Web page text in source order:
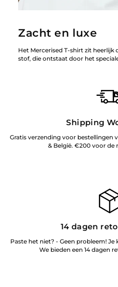
Zacht en luxe
Het Mercerised T-shirt zit heerlijk
stof, die ontstaat door het
Shipping
Gratis verzending voor bestellingen
& België. €200 voor de
14 dagen
Paste het niet? - Geen probleem!
We bieden een 14 dagen